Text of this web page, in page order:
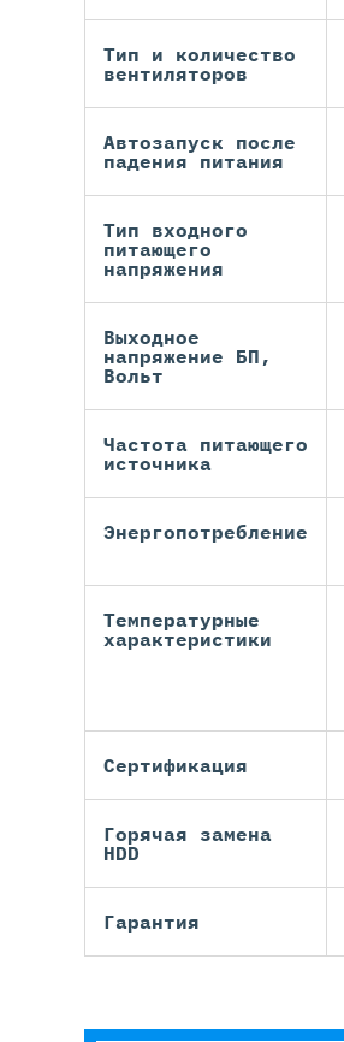
Тип и количество
вентиляторов
Автозапуск после
падения питания
Тип входного
питающего
напряжения
Выходное
напряжение БП,
Вольт
Частота питающего
источника
Энергопотребление
Температурные
характеристики
Сертификация
Горячая замена
HDD
Гарантия